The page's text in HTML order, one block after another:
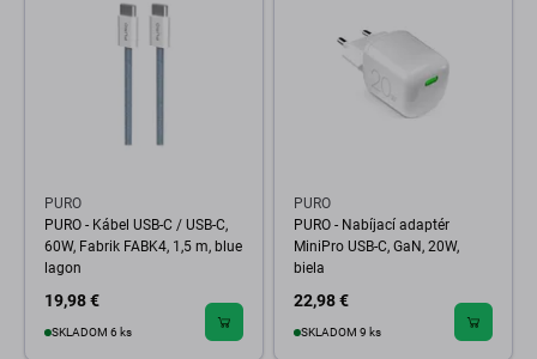
PURO
PURO - Kábel USB-C / USB-C,
60W, Fabrik FABK4, 1,5 m, blue
lagon
19,98 €
SKLADOM 6 ks
PURO
PURO - Nabíjací adaptér
MiniPro USB-C, GaN, 20W,
biela
22,98 €
SKLADOM 9 ks